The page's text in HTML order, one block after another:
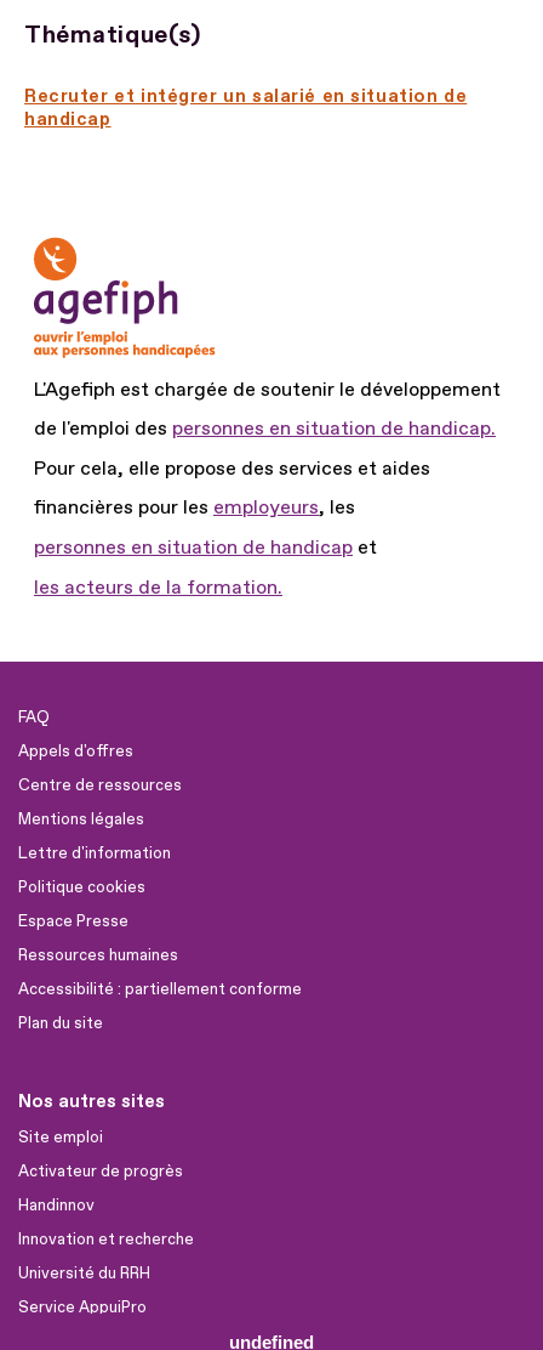
undefined
Thématique(s)
Recruter et intégrer un salarié en situation de
handicap
L'Agefiph est chargée de soutenir le développement
de l'emploi des personnes en situation de handicap.
Pour cela, elle propose des services et aides
financières pour les employeurs, les
personnes en situation de handicap et
les acteurs de la formation.
FAQ
Appels d'offres
Centre de ressources
Mentions légales
Lettre d'information
Politique cookies
Espace Presse
Ressources humaines
Accessibilité : partiellement conforme
Plan du site
Nos autres sites
Site emploi
Activateur de progrès
Handinnov
Innovation et recherche
Université du RRH
Service AppuiPro